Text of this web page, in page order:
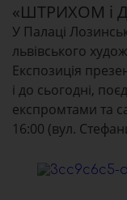
«ШТРИХОМ і
У Палаці
львівського
Експозиція
і до сьогодні,
експромтами та
16:00 (вул.